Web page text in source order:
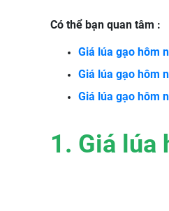
Có thể bạn quan tâm :
Giá lúa gạo hôm
Giá lúa gạo hôm
Giá lúa gạo hôm
1. Giá lúa